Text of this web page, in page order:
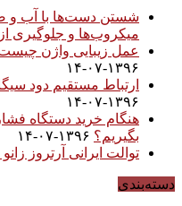
شستن دست‌ها با آب و
میکروب‌ها و جلوگیری
عمل زیبایی واژن
۱۳۹۶-۰۷-۱۴
ارتباط مستقیم دود
۱۳۹۶-۰۷-۱۴
هنگام خرید دستگاه
بگیریم؟ ۱۳۹۶-۰۷-۱۴
توالت ایرانی آرتروز
دسته‌بندی